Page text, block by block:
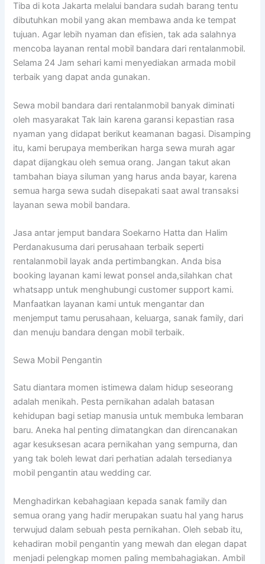
Tiba di kota Jakarta melalui bandara sudah barang tentu
dibutuhkan mobil yang akan membawa anda ke tempat
tujuan. Agar lebih nyaman dan efisien, tak ada salahnya
mencoba layanan rental mobil bandara dari rentalanmobil.
Selama 24 Jam sehari kami menyediakan armada mobil
terbaik yang dapat anda gunakan.
Sewa mobil bandara dari rentalanmobil banyak diminati
oleh masyarakat Tak lain karena garansi kepastian rasa
nyaman yang didapat berikut keamanan bagasi. Disamping
itu, kami berupaya memberikan harga sewa murah agar
dapat dijangkau oleh semua orang. Jangan takut akan
tambahan biaya siluman yang harus anda bayar, karena
semua harga sewa sudah disepakati saat awal transaksi
layanan sewa mobil bandara.
Jasa antar jemput bandara Soekarno Hatta dan Halim
Perdanakusuma dari perusahaan terbaik seperti
rentalanmobil layak anda pertimbangkan. Anda bisa
booking layanan kami lewat ponsel anda,silahkan chat
whatsapp untuk menghubungi customer support kami.
Manfaatkan layanan kami untuk mengantar dan
menjemput tamu perusahaan, keluarga, sanak family, dari
dan menuju bandara dengan mobil terbaik.
Sewa Mobil Pengantin
Satu diantara momen istimewa dalam hidup seseorang
adalah menikah. Pesta pernikahan adalah batasan
kehidupan bagi setiap manusia untuk membuka lembaran
baru. Aneka hal penting dimatangkan dan direncanakan
agar kesuksesan acara pernikahan yang sempurna, dan
yang tak boleh lewat dari perhatian adalah tersedianya
mobil pengantin atau wedding car.
Menghadirkan kebahagiaan kepada sanak family dan
semua orang yang hadir merupakan suatu hal yang harus
terwujud dalam sebuah pesta pernikahan. Oleh sebab itu,
kehadiran mobil pengantin yang mewah dan elegan dapat
menjadi pelengkap momen paling membahagiakan. Ambil